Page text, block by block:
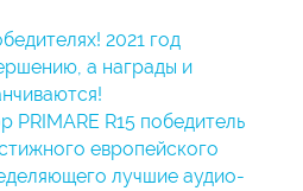
2021 год
а награды и
PRIMARE R15 победитель
европейского
лучшие аудио-